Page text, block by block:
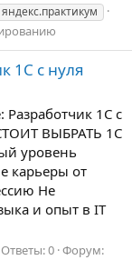
яндекс.практикум
1С с нуля
1С с
ВЫБРАТЬ 1С
уровень
карьеры от
Не
и опыт в IT
Ответы: 0 Форум: